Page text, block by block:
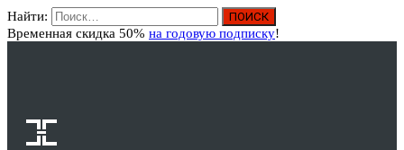
Найти:
Временная скидка 50% на годовую подписку!